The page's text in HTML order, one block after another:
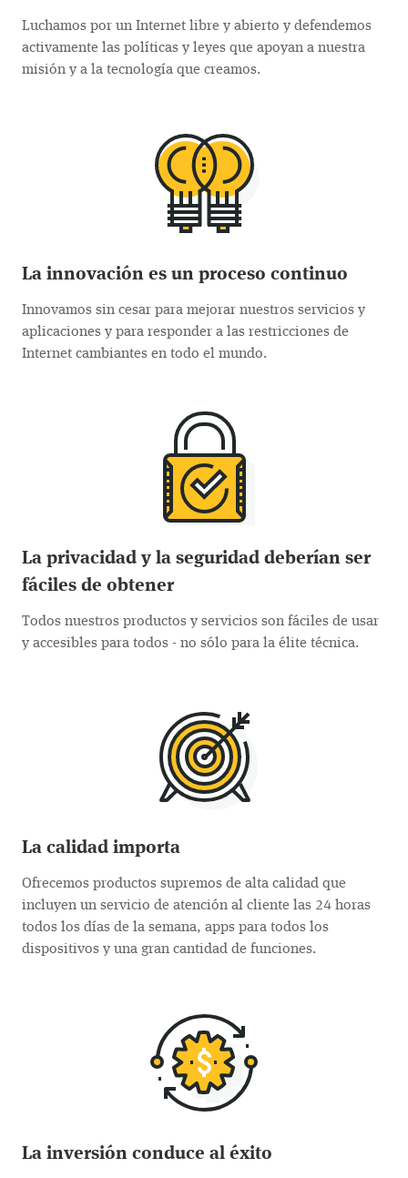
Luchamos por un Internet libre y abierto y defendemos
activamente las políticas y leyes que apoyan a nuestra
misión y a la tecnología que creamos.
La innovación es un proceso continuo
Innovamos sin cesar para mejorar nuestros servicios y
aplicaciones y para responder a las restricciones de
Internet cambiantes en todo el mundo.
La privacidad y la seguridad deberían ser
fáciles de obtener
Todos nuestros productos y servicios son fáciles de usar
y accesibles para todos - no sólo para la élite técnica.
La calidad importa
Ofrecemos productos supremos de alta calidad que
incluyen un servicio de atención al cliente las 24 horas
todos los días de la semana, apps para todos los
dispositivos y una gran cantidad de funciones.
La inversión conduce al éxito